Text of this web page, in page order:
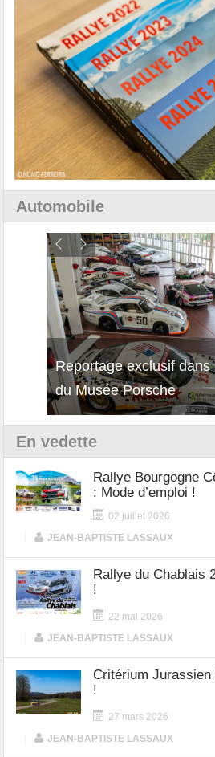
Automobile
Découverte de la
12Cilindri Manuale
En vedette
Rallye Bourgogne
: Mode d’emploi !
02 juillet 2026
JEAN-BAPTISTE LASSAUX
Rallye du Chablais
!
22 mai 2026
JEAN-BAPTISTE LASSAUX
Critérium Jurassien
!
27 mars 2026
JEAN-BAPTISTE LASSAUX